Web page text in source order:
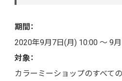
期間：
2020年9月7日(月) 10:00 ～ 9
対象：
カラーミーショップのすべて